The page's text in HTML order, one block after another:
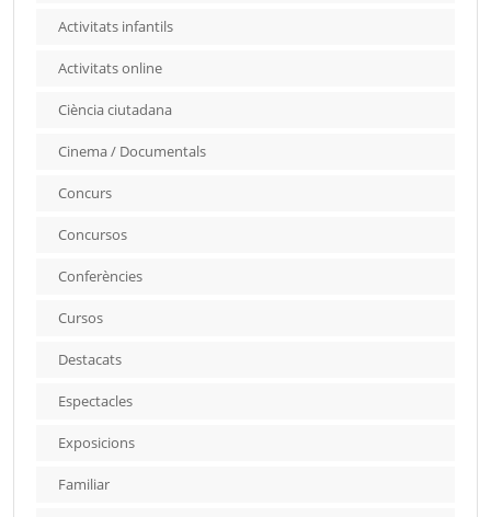
Activitats infantils
Activitats online
Ciència ciutadana
Cinema / Documentals
Concurs
Concursos
Conferències
Cursos
Destacats
Espectacles
Exposicions
Familiar